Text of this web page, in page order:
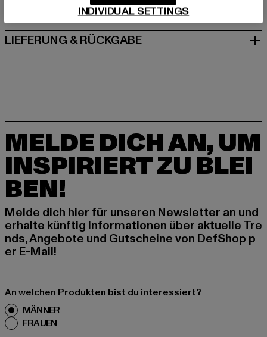
PFLEGEHINWEISE
LIEFERUNG & RÜCKGABE
MELDE DICH AN, UM
INSPIRIERT ZU BLEI
BEN!
Melde dich hier für unseren Newsletter an und
erhalte künftig Informationen über aktuelle Tre
nds, Angebote und Gutscheine von DefShop p
er E-Mail!
An welchen Produkten bist du interessiert?
MÄNNER
FRAUEN
INDIVIDUAL SETTINGS